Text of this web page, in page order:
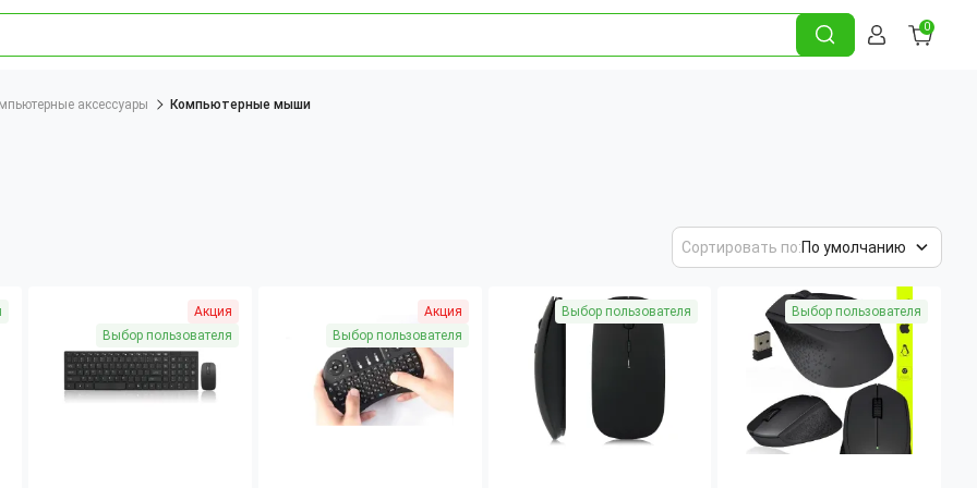
0
аксессуары Компьютерные мыши
Сортировать по:По умолчанию
Акция
Выбор пользователя
Акция
Выбор пользователя
Выбор пользователя Выбор пользователя